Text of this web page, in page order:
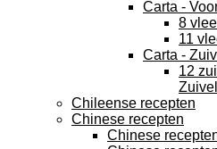
Carta -
8
11
Carta -
12
Chileense recepten
Chinese recepten
Chinese recepten